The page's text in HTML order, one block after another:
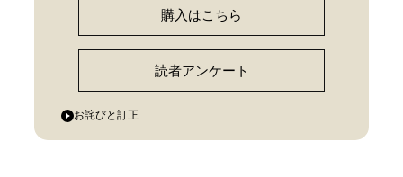
購入はこちら
読者アンケート
お詫びと訂正